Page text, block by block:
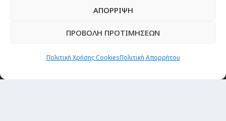
ΑΠΟΡΡΙΨΗ
ΠΡΟΒΟΛΗ ΠΡΟΤΙΜΗΣΕΩΝ
Πολιτική Χρήσης CookiesΠολιτική Απορρήτου
Θέματα